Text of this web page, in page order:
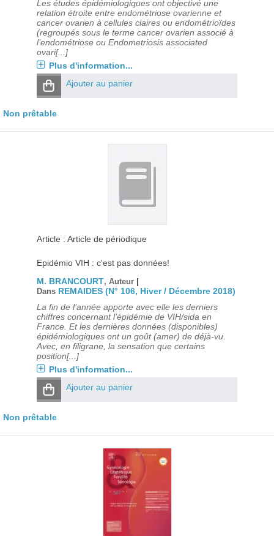
Les études épidémiologiques ont objectivé une
relation étroite entre endométriose ovarienne et
cancer ovarien à cellules claires ou endométrioïdes
(regroupés sous le terme cancer ovarien associé à
l’endométriose ou Endometriosis associated
ovari[...]
Plus d'information...
Ajouter au panier
Non prêtable
Article : Article de périodique
Epidémio VIH : c'est pas données!
M. BRANCOURT, Auteur |
Dans REMAIDES (N° 106, Hiver / Décembre 2018)
La fin de l’année apporte avec elle les derniers
chiffres concernant l’épidémie de VIH/sida en
France. Et les dernières données (disponibles)
épidémiologiques ont un goût (amer) de déjà-vu.
Avec, en filigrane, la sensation que certains
position[...]
Plus d'information...
Ajouter au panier
Non prêtable